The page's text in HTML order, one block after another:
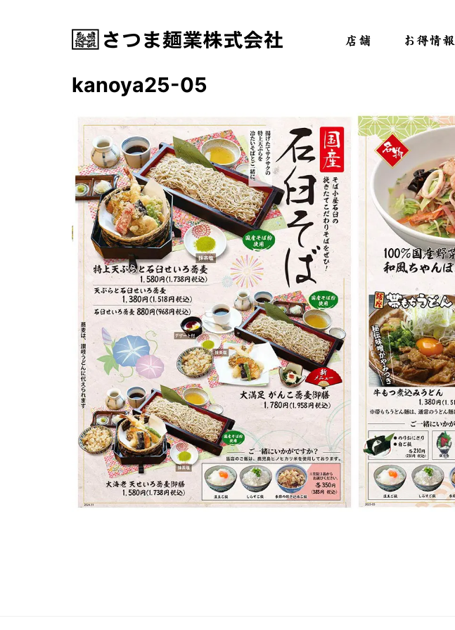
店舗 お得情報
kanoya25-05